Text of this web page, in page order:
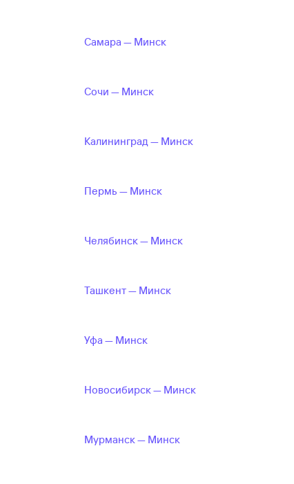
Самара — Минск
Сочи — Минск
Калининград — Минск
Пермь — Минск
Челябинск — Минск
Ташкент — Минск
Уфа — Минск
Новосибирск — Минск
Мурманск — Минск